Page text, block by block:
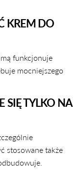
KREM DO
funkcjonuje
mocniejszego
SIĘ TYLKO NA
stosowane także